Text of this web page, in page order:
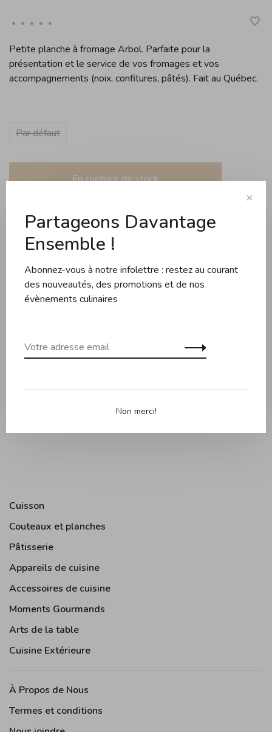
• • • • •
Petite planche à fromage Arbol. Parfaite pour la
présentation et le service de vos fromages et vos
accompagnements (noix, confitures, pâtés). Fait au Québec.
Par défaut
En rupture de stock
Expédition gratuite dès 99$ d'achats au Québec
Petite planche à fromage Arbol. Parfaite pour la
Cuisson
Couteaux et planches
Pâtisserie
Appareils de cuisine
Accessoires de cuisine
Moments Gourmands
Arts de la table
Cuisine Extérieure
À Propos de Nous
Termes et conditions
✕
Partageons Davantage
Ensemble !
Abonnez-vous à notre infolettre : restez au courant
des nouveautés, des promotions et de nos
évènements culinaires
Non merci!